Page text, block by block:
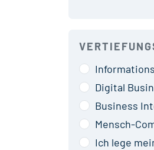
Digital
Business
Mensch-
Ich lege